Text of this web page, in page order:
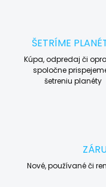
ŠETRÍME
Kúpa, odpredaj či
spoločne
šetreniu planéty
Nové, používané či